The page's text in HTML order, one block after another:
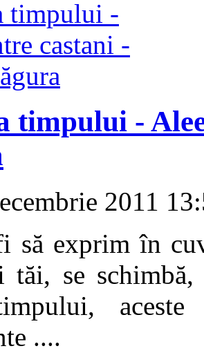
timpului -
2011
să exprim în
tăi, se schimbă,
....